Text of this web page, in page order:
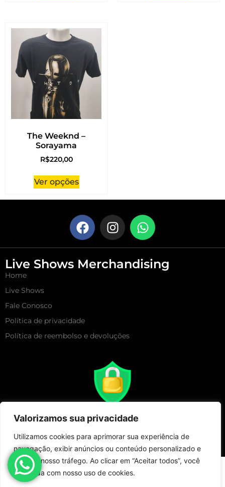
Valorizamos sua privacidade
Utilizamos cookies para aprimorar sua experiência de
navegação, exibir anúncios ou conteúdo personalizado e
analisar nosso tráfego. Ao clicar em “Aceitar todos”, você
concorda com nosso uso de cookies.
The Weeknd –
Sorayama
R$220,00
Ver opções
Live Shows Merchandising
Home
Live Shows
Fale Conosco
Política de privacidade
Política de reembolso e devoluções
Copyright 2025 – Live Show Merchandising | Todos Direitos
Reservados!